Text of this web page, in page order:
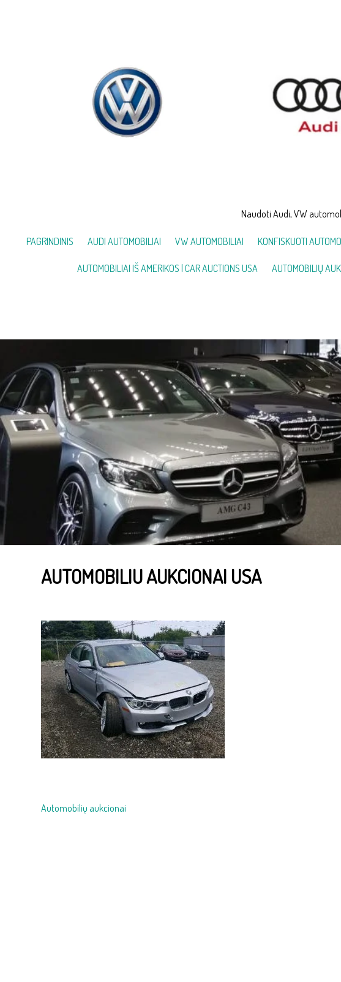
Naudoti Audi, VW
PAGRINDINIS AUDI AUTOMOBILIAI VW AUTOMOBILIAI KONFISKUOTI
AUTOMOBILIAI IŠ AMERIKOS | CAR AUCTIONS USA AUTOMOBILIŲ
AUTOMOBILIU AUKCIONAI USA
Navigacija
Automobilių aukcionai